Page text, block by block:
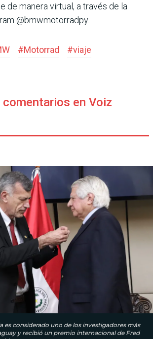
de manera virtual, a través de la
@bmwmotorradpy.
#Motorrad #viaje
en Voiz
es considerado uno de los investigadores más
y recibió un premio internacional de Fred